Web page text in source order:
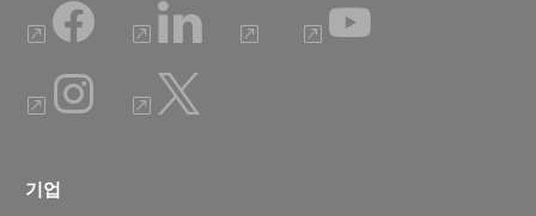
기업